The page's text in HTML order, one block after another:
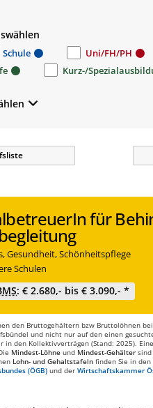
Schule
Uni/FH/PH
Kurz-/
für
Gesundheit, Schönheitspflege
Schulen
: € 2.680,- bis € 3.090,- *
den Bruttogehältern bzw Bruttolöhnen
und nicht nur auf den einen
den Kollektivverträgen (Stand: 2025).
Mindest-Löhne und Mindest-Gehälter
Lohn- und Gehaltstafeln finden Sie in den
(ÖGB) und der Wirtschaftskammer